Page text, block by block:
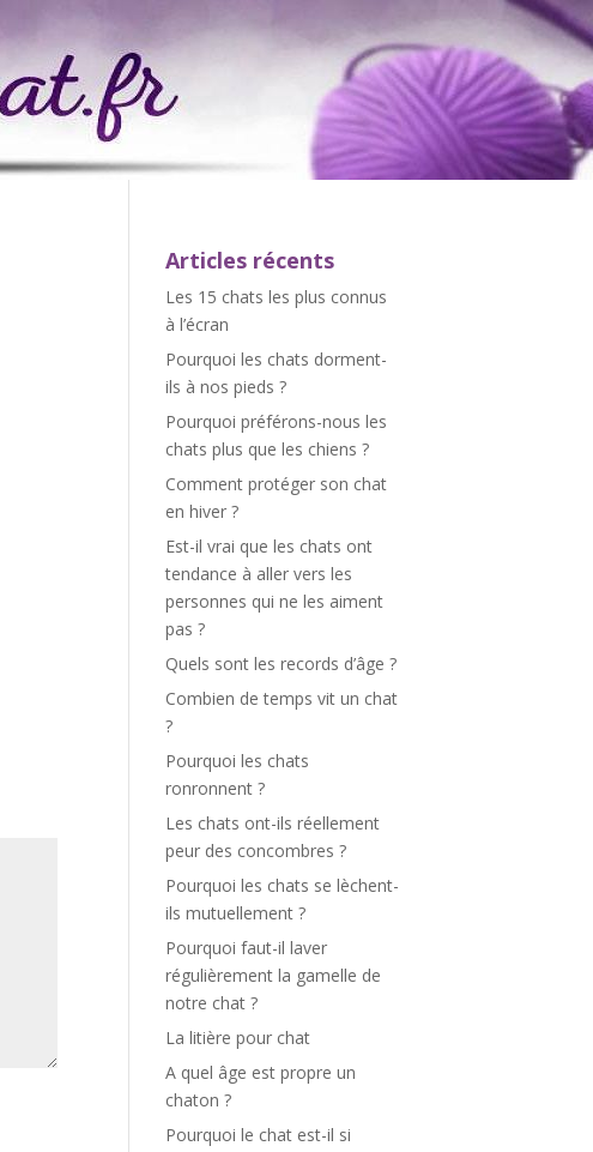
Articles récents
Les 15 chats les plus connus
à l’écran
Pourquoi les chats dorment-
ils à nos pieds ?
Pourquoi préférons-nous les
chats plus que les chiens ?
Comment protéger son chat
en hiver ?
Est-il vrai que les chats ont
tendance à aller vers les
personnes qui ne les aiment
pas ?
Quels sont les records d’âge ?
Combien de temps vit un chat
?
Pourquoi les chats
ronronnent ?
Les chats ont-ils réellement
peur des concombres ?
Pourquoi les chats se lèchent-
ils mutuellement ?
Pourquoi faut-il laver
régulièrement la gamelle de
notre chat ?
La litière pour chat
A quel âge est propre un
chaton ?
Pourquoi le chat est-il si